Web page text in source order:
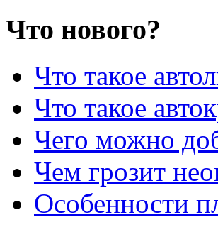
Что нового?
Что такое
Что такое
Чего можно
Чем грозит
Особенности